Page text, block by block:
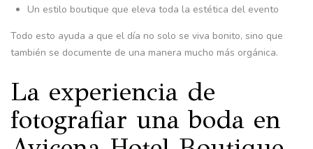
Un estilo boutique que eleva toda la estética del evento
Todo esto ayuda a que el día no solo se viva bonito, sino que
también se documente de una manera mucho más orgánica.
La experiencia de
fotografiar una boda en